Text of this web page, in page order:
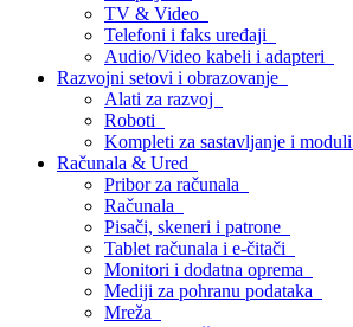
TV & Video
Telefoni i faks uređaji
Audio/Video kabeli i adapteri
Razvojni setovi i obrazovanje
Alati za razvoj
Roboti
Kompleti za sastavljanje i moduli
Računala & Ured
Pribor za računala
Računala
Pisači, skeneri i patrone
Tablet računala i e-čitači
Monitori i dodatna oprema
Mediji za pohranu podataka
Mreža